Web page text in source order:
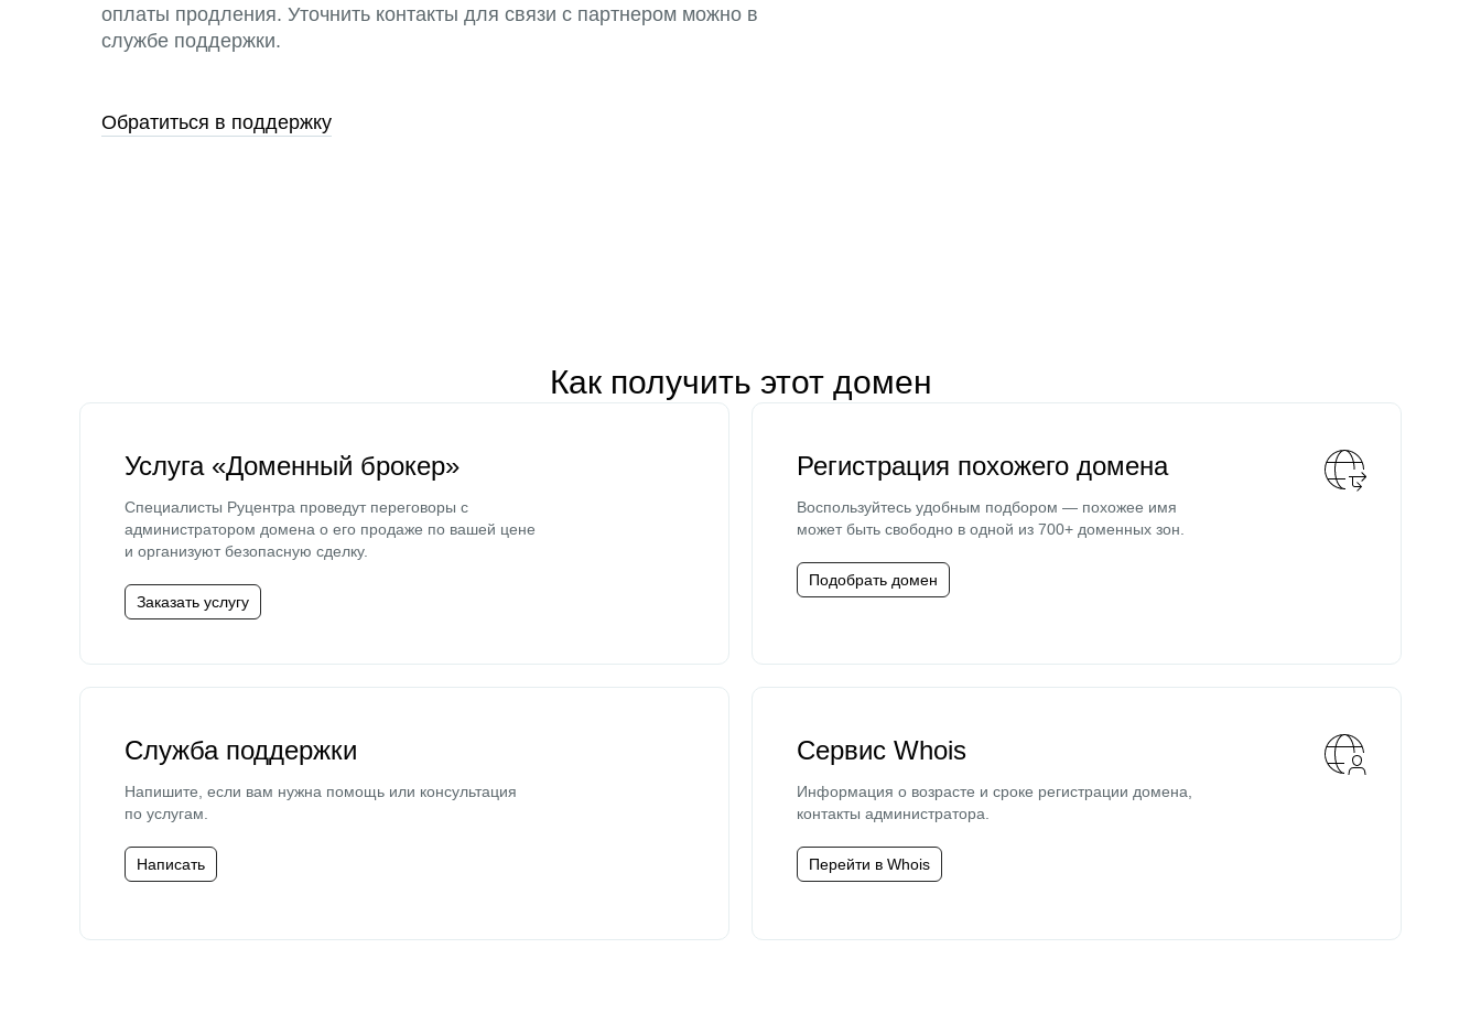
оплаты продления. Уточнить контакты для связи с партнером можно в
службе поддержки.
Обратиться в поддержку
Как получить этот домен
Услуга «Доменный брокер»
Специалисты Руцентра проведут переговоры с
администратором домена о его продаже по вашей цене
и организуют безопасную сделку.
Заказать услугу
Регистрация похожего домена
Воспользуйтесь удобным подбором — похожее имя
может быть свободно в одной из 700+ доменных зон.
Подобрать домен
Служба поддержки
Напишите, если вам нужна помощь или консультация
по услугам.
Написать
Сервис Whois
Информация о возрасте и сроке регистрации домена,
контакты администратора.
Перейти в Whois